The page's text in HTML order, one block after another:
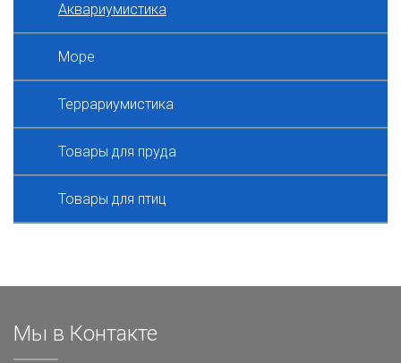
Аквариумистика
Море
Террариумистика
Товары для пруда
Товары для птиц
Мы в Контакте